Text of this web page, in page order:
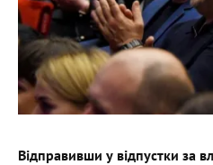
Відправивши у відпустки за